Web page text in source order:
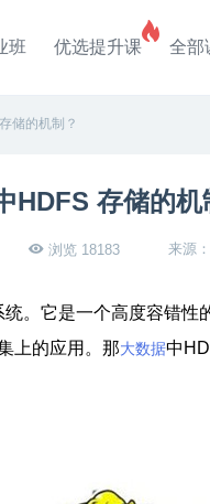
班 优选提升课 全部
储的机制？
HDFS 存储的机
浏览 18183 来源
统。它是一个高度容错性
上的应用。那大数据中